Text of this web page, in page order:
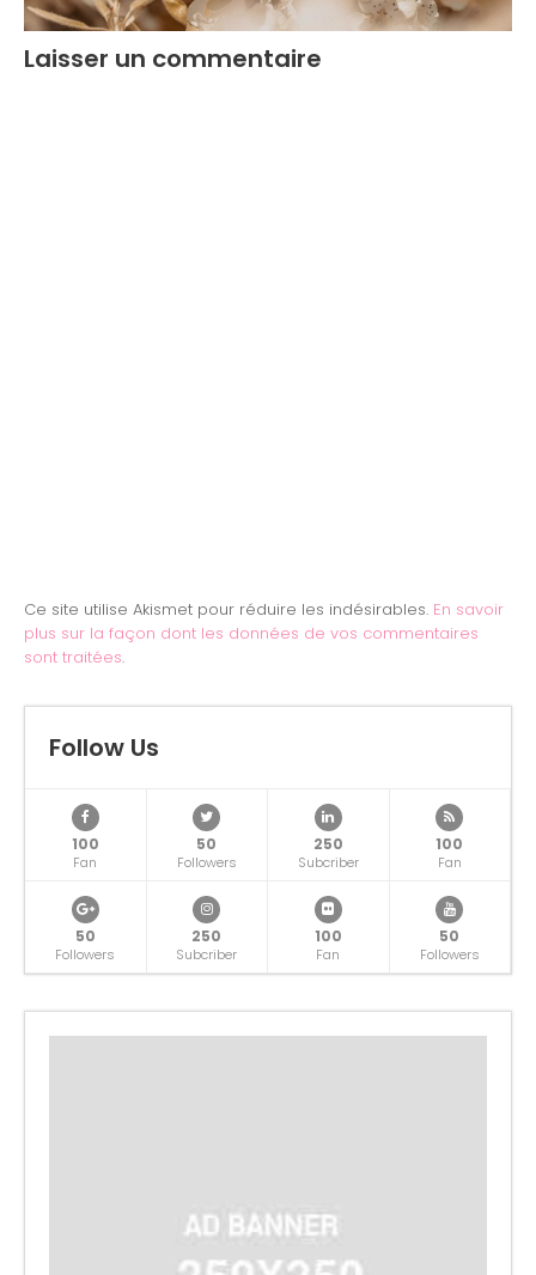
Laisser un commentaire
Ce site utilise Akismet pour réduire les indésirables. En savoir
plus sur la façon dont les données de vos commentaires
sont traitées.
Follow Us
100
Fan
50
Followers
250
Subcriber
100
Fan
50
Followers
250
Subcriber
100
Fan
50
Followers